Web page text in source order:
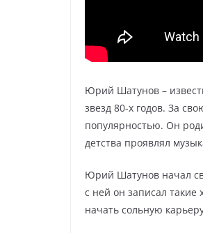
Юрий Шатунов –
звезд 80-х годов. За
популярностью. Он
детства проявлял
Юрий Шатунов начал
с ней он записал
начать сольную